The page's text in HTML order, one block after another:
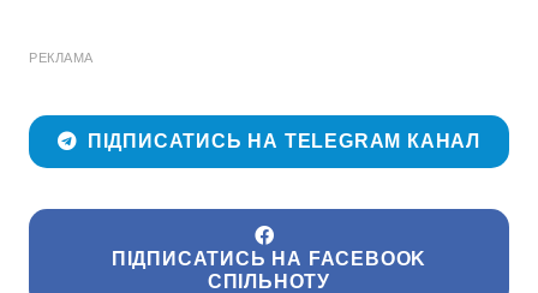
РЕКЛАМА
ПІДПИСАТИСЬ НА TELEGRAM КАНАЛ
ПІДПИСАТИСЬ НА FACEBOOK
СПІЛЬНОТУ